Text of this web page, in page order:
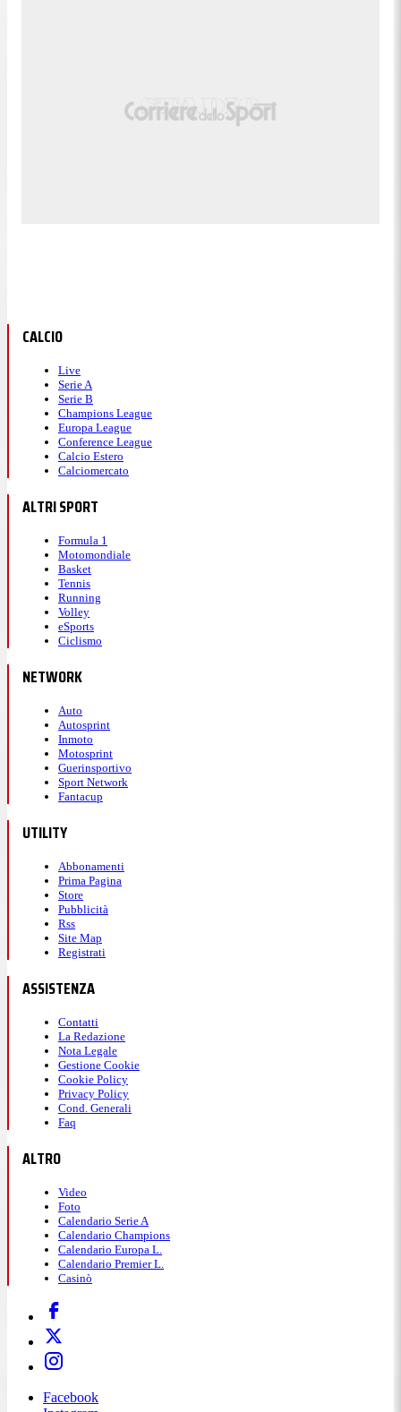
CALCIO
Live
Serie A
Serie B
Champions League
Europa League
Conference League
Calcio Estero
Calciomercato
ALTRI SPORT
Formula 1
Motomondiale
Basket
Tennis
Running
Volley
eSports
Ciclismo
NETWORK
Auto
Autosprint
Inmoto
Motosprint
Guerinsportivo
Sport Network
Fantacup
UTILITY
Abbonamenti
Prima Pagina
Store
Pubblicità
Rss
Site Map
Registrati
ASSISTENZA
Contatti
La Redazione
Nota Legale
Gestione Cookie
Cookie Policy
Privacy Policy
Cond. Generali
Faq
ALTRO
Video
Foto
Calendario Serie A
Calendario Champions
Calendario Europa L.
Calendario Premier L.
Casinò
Facebook